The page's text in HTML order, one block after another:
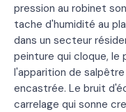
pression au robinet
tache d'humidité au
dans un secteur
peinture qui cloque, le
l'apparition de
encastrée. Le bruit
carrelage qui sonne